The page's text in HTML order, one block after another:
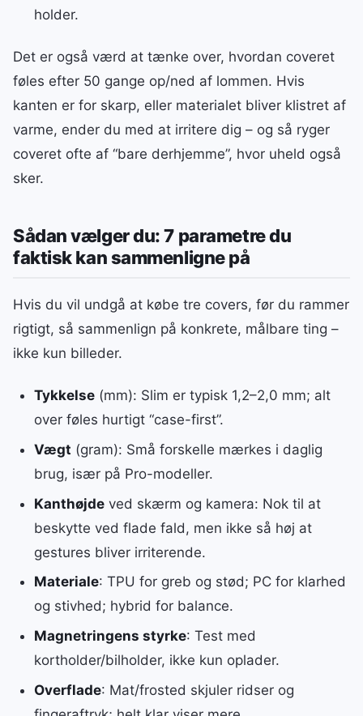
holder.
Det er også værd at tænke over, hvordan coveret
føles efter 50 gange op/ned af lommen. Hvis
kanten er for skarp, eller materialet bliver klistret af
varme, ender du med at irritere dig – og så ryger
coveret ofte af “bare derhjemme”, hvor uheld også
sker.
Sådan vælger du: 7 parametre du
faktisk kan sammenligne på
Hvis du vil undgå at købe tre covers, før du rammer
rigtigt, så sammenlign på konkrete, målbare ting –
ikke kun billeder.
Tykkelse(mm): Slim er typisk 1,2–2,0 mm; alt
over føles hurtigt “case-first”.
Vægt (gram): Små forskelle mærkes i daglig
brug, især på Pro-modeller.
Kanthøjdeved skærm og kamera: Nok til at
beskytte ved flade fald, men ikke så høj at
gestures bliver irriterende.
Materiale: TPU for greb og stød; PC for klarhed
og stivhed; hybrid for balance.
Magnetringens styrke: Test med
kortholder/bilholder, ikke kun oplader.
Overflade: Mat/frosted skjuler ridser og